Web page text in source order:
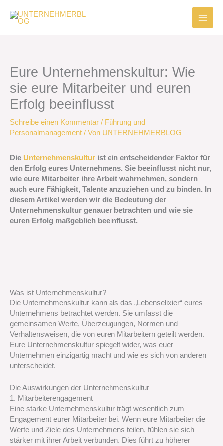
Inhalt
springen
Eure Unternehmenskultur: Wie
sie eure Mitarbeiter und euren
Erfolg beeinflusst
Schreibe einen Kommentar / Führung und
Personalmanagement / Von UNTERNEHMERBLOG
Die Unternehmenskultur ist ein entscheidender Faktor für
den Erfolg eures Unternehmens. Sie beeinflusst nicht nur,
wie eure Mitarbeiter ihre Arbeit wahrnehmen, sondern
auch eure Fähigkeit, Talente anzuziehen und zu binden. In
diesem Artikel werden wir die Bedeutung der
Unternehmenskultur genauer betrachten und wie sie
euren Erfolg maßgeblich beeinflusst.
Was ist Unternehmenskultur?
Die Unternehmenskultur kann als das „Lebenselixier“ eures
Unternehmens betrachtet werden. Sie umfasst die
gemeinsamen Werte, Überzeugungen, Normen und
Verhaltensweisen, die von euren Mitarbeitern geteilt werden.
Eure Unternehmenskultur spiegelt wider, was euer
Unternehmen einzigartig macht und wie es sich von anderen
unterscheidet.
Die Auswirkungen der Unternehmenskultur
1. Mitarbeiterengagement
Eine starke Unternehmenskultur trägt wesentlich zum
Engagement eurer Mitarbeiter bei. Wenn eure Mitarbeiter die
Werte und Ziele des Unternehmens teilen, fühlen sie sich
stärker mit ihrer Arbeit verbunden. Dies führt zu höherer